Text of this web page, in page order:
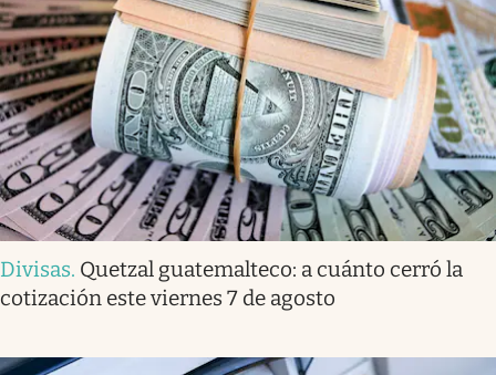
Divisas. Quetzal guatemalteco: a cuánto cerró la
cotización este viernes 7 de agosto